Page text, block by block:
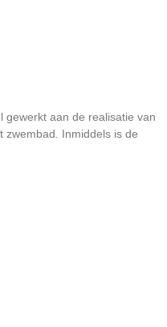
gewerkt aan de realisatie van
zwembad. Inmiddels is de